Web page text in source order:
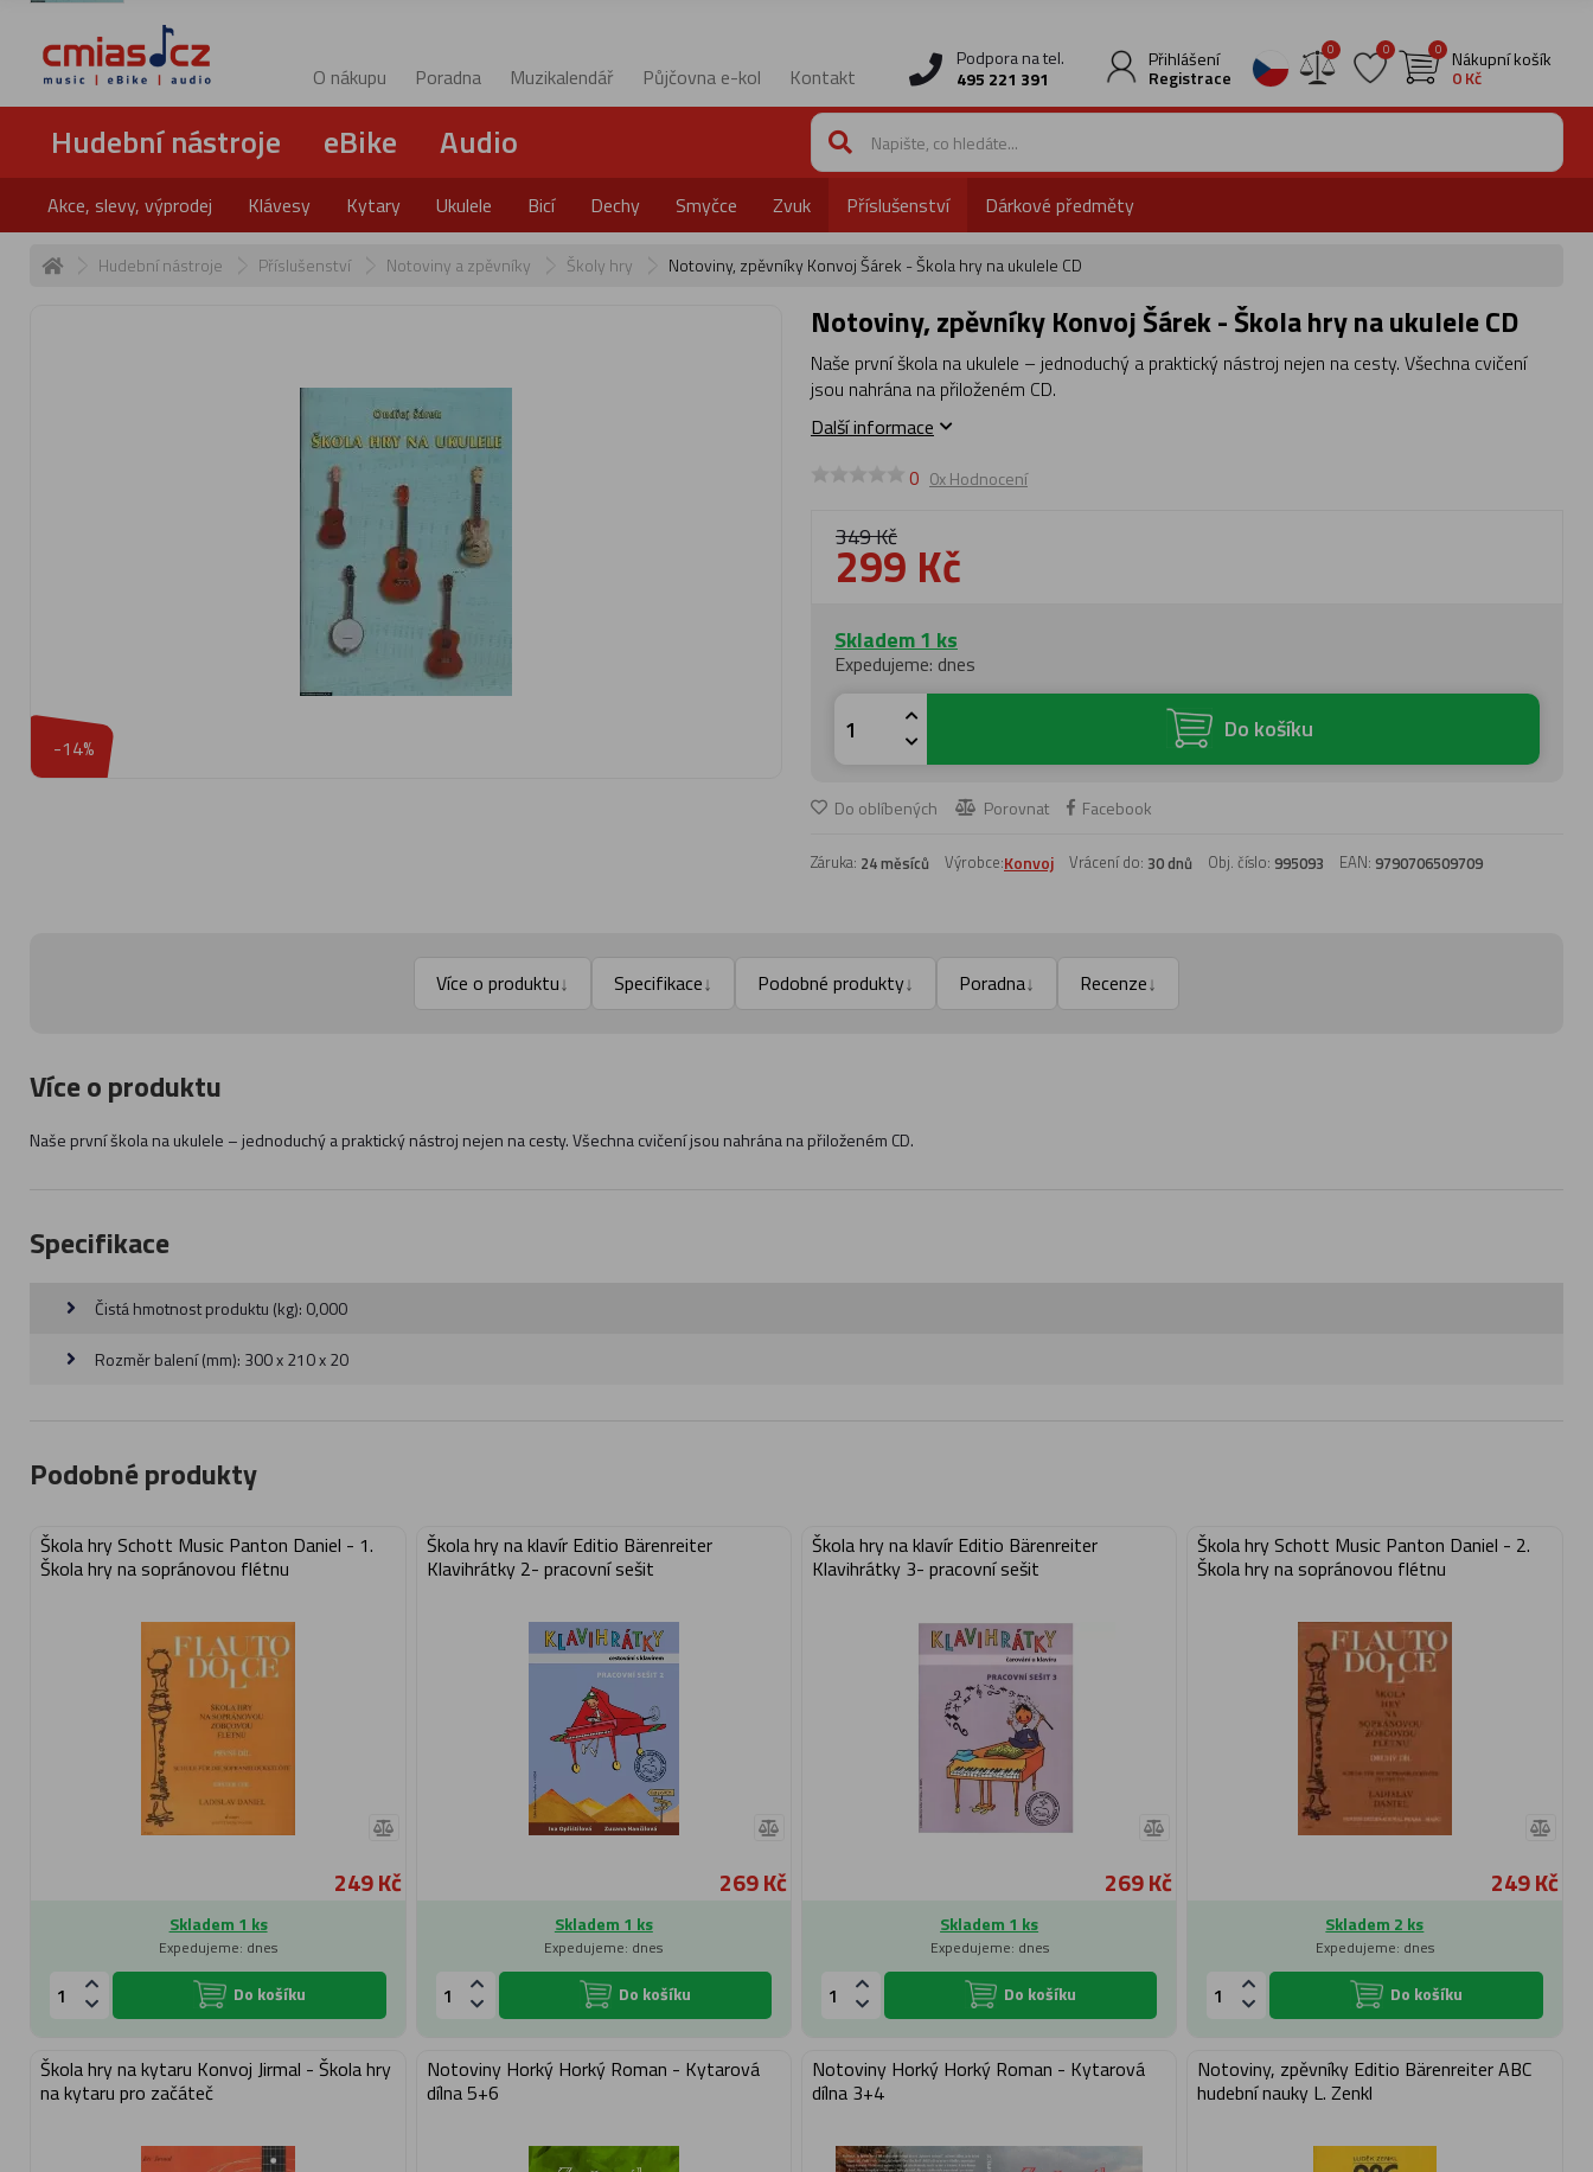
O nákupu Poradna Muzikalendář Půjčovna e-kol Kontakt
Podpora na tel.
495 221 391
Přihlášení
Registrace
0 0 Nákupní košík
0 Kč
0
Hudební nástroje eBike Audio
Akce, slevy, výprodej Klávesy Kytary Ukulele Bicí Dechy Smyčce Zvuk Příslušenství Dárkové předměty
Hudební nástroje Příslušenství Notoviny a zpěvníky Školy hry Notoviny, zpěvníky Konvoj Šárek - Škola hry na ukulele CD
-14%
Notoviny, zpěvníky Konvoj Šárek - Škola hry na ukulele CD
Naše první škola na ukulele – jednoduchý a praktický nástroj nejen na cesty. Všechna cvičení
jsou nahrána na přiloženém CD.
Další informace
0 0x Hodnocení
349 Kč
299 Kč
Skladem 1 ks
Expedujeme: dnes
Do košíku
Do oblíbených Porovnat Facebook
Záruka: 24 měsíců Výrobce:Konvoj Vrácení do: 30 dnů Obj. číslo: 995093 EAN: 9790706509709
Více o produktu↓ Specifikace↓ Podobné produkty↓ Poradna↓ Recenze↓
Více o produktu
Naše první škola na ukulele – jednoduchý a praktický nástroj nejen na cesty. Všechna cvičení jsou nahrána na přiloženém CD.
Specifikace
Čistá hmotnost produktu (kg): 0,000
Rozměr balení (mm): 300 x 210 x 20
Podobné produkty
Škola hry Schott Music Panton Daniel - 1.
Škola hry na sopránovou flétnu
249 Kč
Skladem 1 ks
Expedujeme: dnes
Do košíku
Škola hry na klavír Editio Bärenreiter
Klavihrátky 2- pracovní sešit
269 Kč
Skladem 1 ks
Expedujeme: dnes
Do košíku
Škola hry na klavír Editio Bärenreiter
Klavihrátky 3- pracovní sešit
269 Kč
Skladem 1 ks
Expedujeme: dnes
Do košíku
Škola hry Schott Music Panton Daniel - 2.
Škola hry na sopránovou flétnu
249 Kč
Skladem 2 ks
Expedujeme: dnes
Do košíku
Škola hry na kytaru Konvoj Jirmal - Škola hry
na kytaru pro začáteč
Notoviny Horký Horký Roman - Kytarová
dílna 5+6
Notoviny Horký Horký Roman - Kytarová
dílna 3+4
Notoviny, zpěvníky Editio Bärenreiter ABC
hudební nauky L. Zenkl